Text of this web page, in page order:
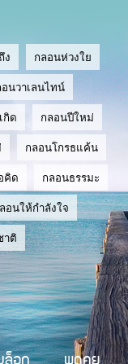
ง กลอนห่วงใย
อนวาเลนไทน์
กิด กลอนปีใหม่
กลอนโกรธแค้น
คิด กลอนธรรมะ
อนให้กำลังใจ
าติ